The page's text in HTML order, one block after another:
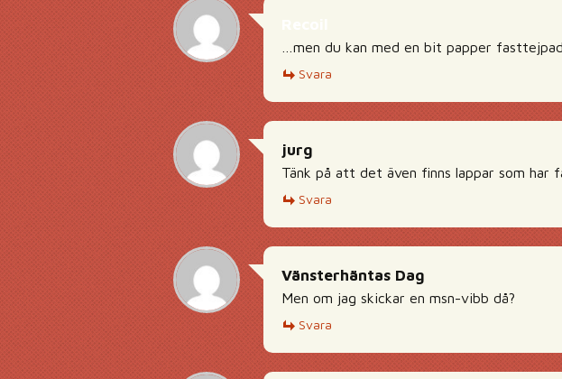
…men du kan med en bit papper
Svara
jurg
Tänk på att det även finns lappar som har
Svara
Vänsterhäntas Dag
Men om jag skickar en msn-vibb då?
Svara